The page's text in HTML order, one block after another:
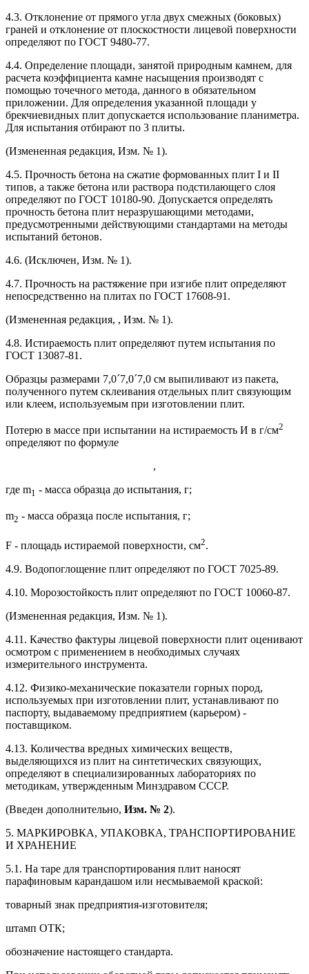
4.3. Отклонение от прямого угла двух смежных (боковых)
граней и отклонение от плоскостности лицевой поверхности
определяют по ГОСТ 9480-77.
4.4. Определение площади, занятой природным камнем, для
расчета коэффициента камне насыщения производят с
помощью точечного метода, данного в обязательном
приложении. Для определения указанной площади у
брекчиевидных плит допускается использование планиметра.
Для испытания отбирают по 3 плиты.
(Измененная редакция, Изм. № 1).
4.5. Прочность бетона на сжатие формованных плит I и II
типов, а также бетона или раствора подстилающего слоя
определяют по ГОСТ 10180-90. Допускается определять
прочность бетона плит неразрушающими методами,
предусмотренными действующими стандартами на методы
испытаний бетонов.
4.6. (Исключен, Изм. № 1).
4.7. Прочность на растяжение при изгибе плит определяют
непосредственно на плитах по ГОСТ 17608-91.
(Измененная редакция, , Изм. № 1).
4.8. Истираемость плит определяют путем испытания по
ГОСТ 13087-81.
Образцы размерами 7,0´7,0´7,0 см выпиливают из пакета,
полученного путем склеивания отдельных плит связующим
или клеем, используемым при изготовлении плит.
Потерю в массе при испытании на истираемость И в г/см2
определяют по формуле
,
где m1 - масса образца до испытания, г;
m2 - масса образца после испытания, г;
F - площадь истираемой поверхности, см2.
4.9. Водопоглощение плит определяют по ГОСТ 7025-89.
4.10. Морозостойкость плит определяют по ГОСТ 10060-87.
(Измененная редакция, Изм. № 1).
4.11. Качество фактуры лицевой поверхности плит оценивают
осмотром с применением в необходимых случаях
измерительного инструмента.
4.12. Физико-механические показатели горных пород,
используемых при изготовлении плит, устанавливают по
паспорту, выдаваемому предприятием (карьером) -
поставщиком.
4.13. Количества вредных химических веществ,
выделяющихся из плит на синтетических связующих,
определяют в специализированных лабораториях по
методикам, утвержденным Минздравом СССР.
(Введен дополнительно, Изм. № 2).
5. МАРКИРОВКА, УПАКОВКА, ТРАНСПОРТИРОВАНИЕ
И ХРАНЕНИЕ
5.1. На таре для транспортирования плит наносят
парафиновым карандашом или несмываемой краской:
товарный знак предприятия-изготовителя;
штамп ОТК;
обозначение настоящего стандарта.